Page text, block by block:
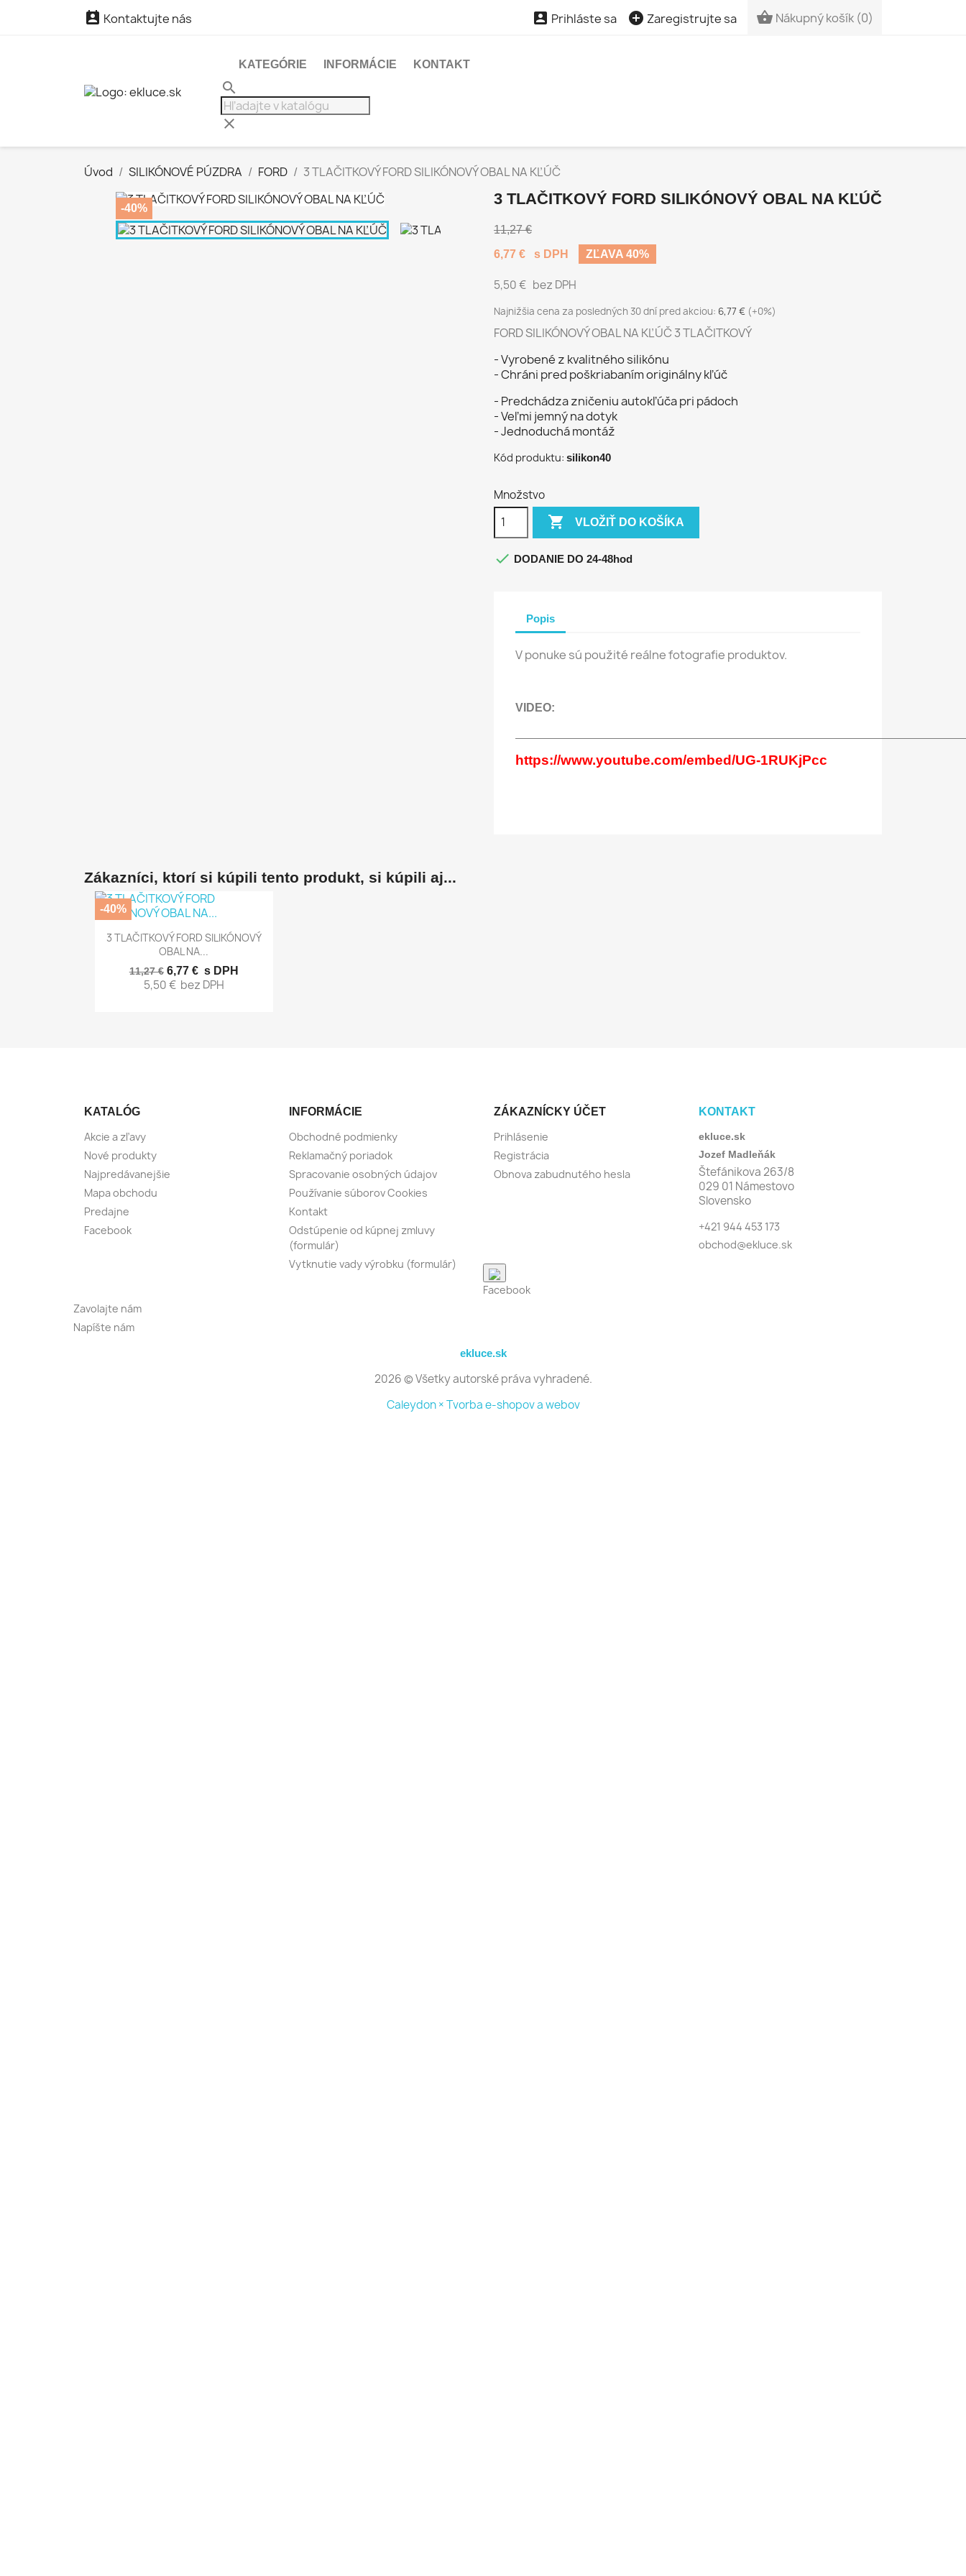
 Kontaktujte nás  Prihláste sa  Zaregistrujte sa  Nákupný košík (0)
KATEGÓRIE INFORMÁCIE KONTAKT
search
clear
Úvod SILIKÓNOVÉ PÚZDRA FORD 3 TLAČITKOVÝ FORD SILIKÓNOVÝ OBAL NA KĽÚČ
-40%
3 TLAČITKOVÝ FORD SILIKÓNOVÝ OBAL NA KĽÚČ
11,27 €
6,77 €
s DPH ZĽAVA 40%
5,50 € bez DPH
Najnižšia cena za posledných 30 dní pred akciou: 6,77 € (+0%)
FORD SILIKÓNOVÝ OBAL NA KĽÚČ 3 TLAČITKOVÝ
- Vyrobené z kvalitného silikónu
- Chráni pred poškriabaním originálny kľúč
- Predchádza zničeniu autokľúča pri pádoch
- Veľmi jemný na dotyk
- Jednoduchá montáž
Kód produktu: silikon40
Množstvo
 VLOŽIŤ DO KOŠÍKA
 DODANIE DO 24-48hod
Popis
V ponuke sú použité reálne fotografie produktov.
VIDEO:
https://www.youtube.com/embed/UG-1RUKjPcc
Zákazníci, ktorí si kúpili tento produkt, si kúpili aj...
Rýchly náhľad
3 TLAČITKOVÝ FORD SILIKÓNOVÝ
OBAL NA...
11,27 € 6,77 € s DPH
5,50 € bez DPH
-40%
KATALÓG
Akcie a zľavy
Nové produkty
Najpredávanejšie
Mapa obchodu
Predajne
Facebook
INFORMÁCIE
Obchodné podmienky
Reklamačný poriadok
Spracovanie osobných údajov
Používanie súborov Cookies
Kontakt
Odstúpenie od kúpnej zmluvy
(formulár)
Vytknutie vady výrobku (formulár)
ZÁKAZNÍCKY ÚČET
Prihlásenie
Registrácia
Obnova zabudnutého hesla
KONTAKT
ekluce.sk
Jozef Madleňák
Štefánikova 263/8
029 01 Námestovo
Slovensko
+421 944 453 173
obchod@ekluce.sk
Facebook
Zavolajte nám
Napíšte nám
ekluce.sk
2026 © Všetky autorské práva vyhradené.
Caleydon × Tvorba e-shopov a webov